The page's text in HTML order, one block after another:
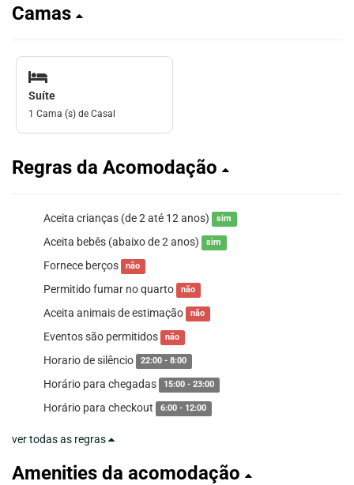
Camas
Suíte
1 Cama (s) de Casal
Regras da Acomodação
Aceita crianças (de 2 até 12 anos) sim
Aceita bebês (abaixo de 2 anos) sim
Fornece berços não
Permitido fumar no quarto não
Aceita animais de estimação não
Eventos são permitidos não
Horario de silêncio 22:00 - 8:00
Horário para chegadas 15:00 - 23:00
Horário para checkout 6:00 - 12:00
ver todas as regras
Amenities da acomodação